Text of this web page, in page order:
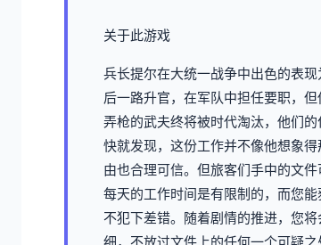
关于此游戏
兵长提尔在大统一战争中出色的表
后一路升官，在军队中担任要职，
弄枪的武夫终将被时代淘汰，他们
快就发现，这份工作并不像他想象
由也合理可信。但旅客们手中的文
每天的工作时间是有限制的，而您
不犯下差错。随着剧情的推进，您